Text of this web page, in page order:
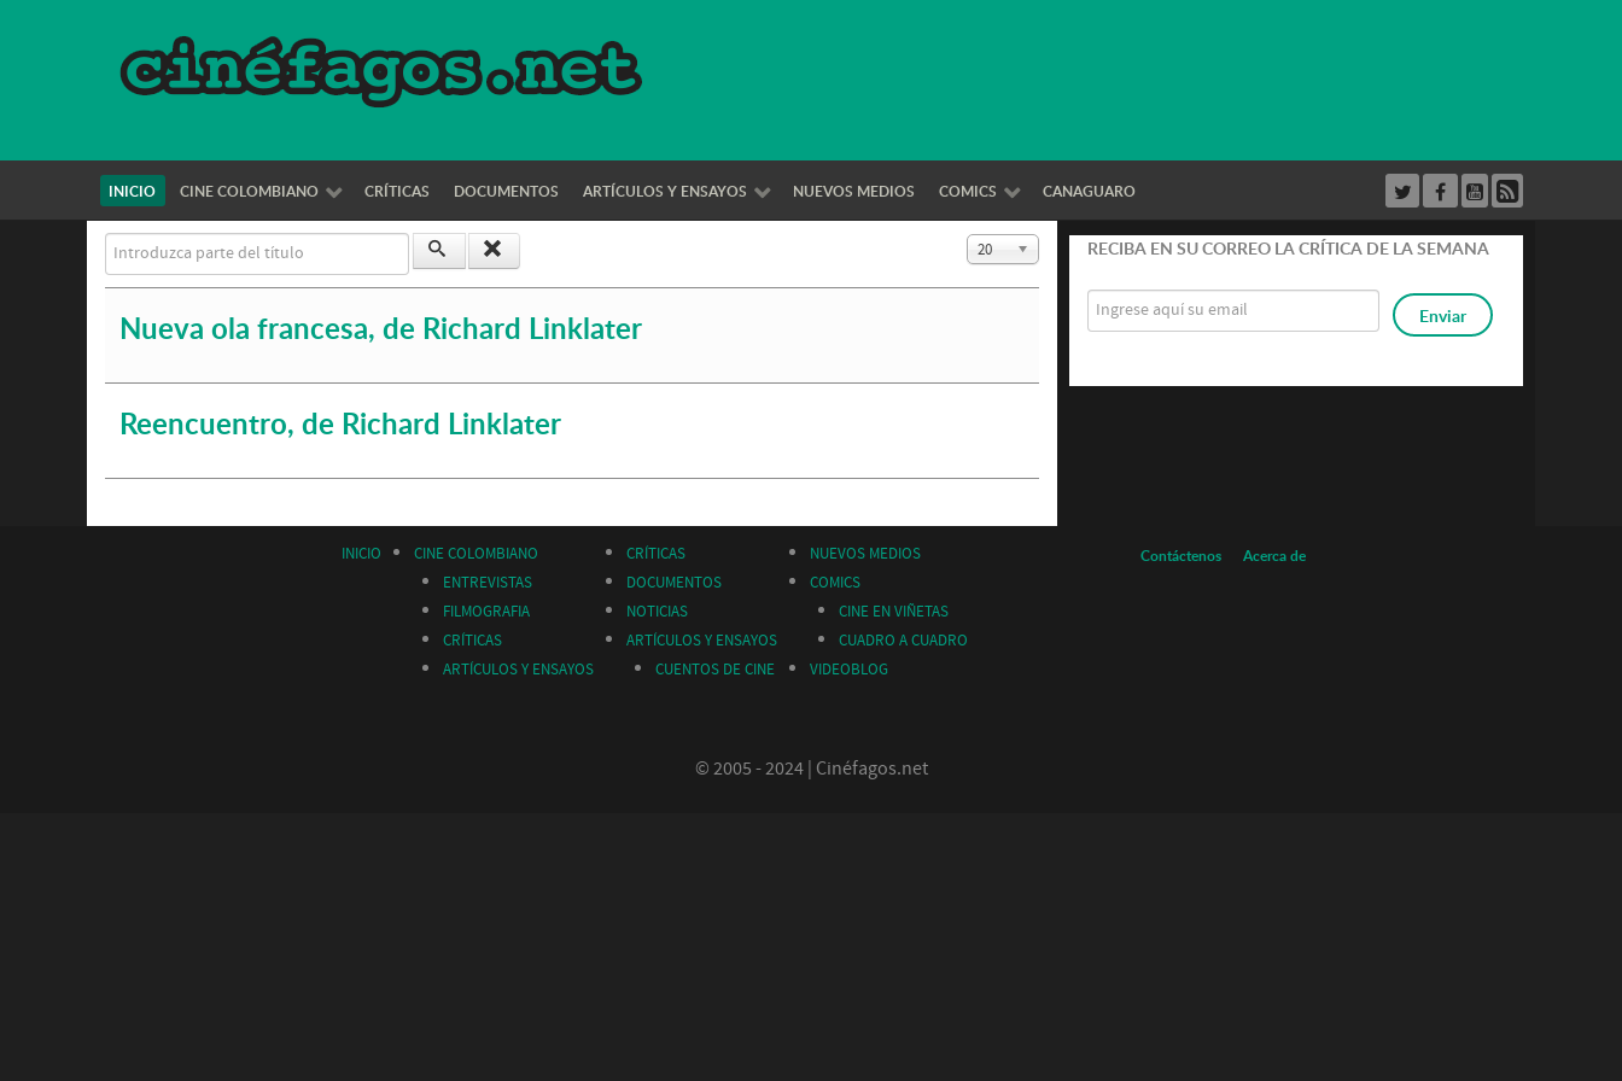
INICIO CINE COLOMBIANO CRÍTICAS DOCUMENTOS ARTÍCULOS Y ENSAYOS NUEVOS MEDIOS COMICS CANAGUARO
Introduzca parte del título Cantidad a mostrar
20
Nueva ola francesa, de Richard Linklater
Reencuentro, de Richard Linklater
RECIBA EN SU CORREO LA CRÍTICA DE LA SEMANA
INICIO
CINE COLOMBIANO
ENTREVISTAS
FILMOGRAFIA
CRÍTICAS
ARTÍCULOS Y ENSAYOS
CRÍTICAS
DOCUMENTOS
NOTICIAS
ARTÍCULOS Y ENSAYOS
CUENTOS DE CINE
NUEVOS MEDIOS
COMICS
CINE EN VIÑETAS
CUADRO A CUADRO
VIDEOBLOG
Contáctenos Acerca de
© 2005 - 2024 | Cinéfagos.net